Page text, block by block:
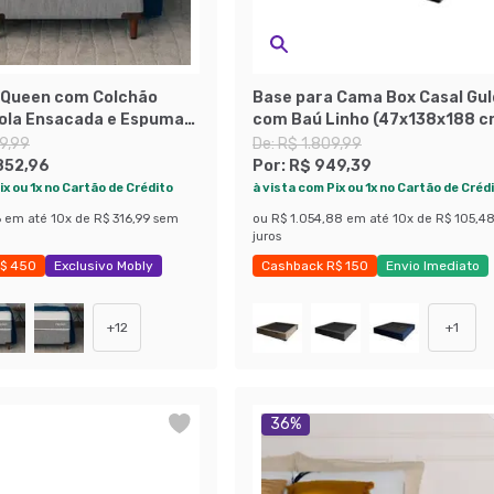
com Colchão
Ensacada e Espuma
(32x158x198) Cinza
ou 1x no Cartão de Crédito
em até 10x de R$ 316,99 sem
450
Exclusivo Mobly
+12
Base para Cama Box Casal
com Baú Linho (47x138x188
Cinza
De:R$ 1.809,99
Por: R$ 949,39
à vista com Pix ou 1x no Cartão de
ou R$ 1.054,88 em até 10x de R$ 105,48
juros
Cashback R$ 150
Envio Imediato
+1
36%